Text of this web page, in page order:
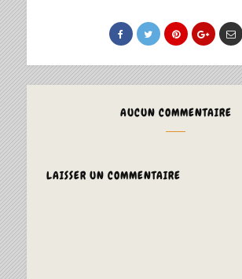
AUCUN COMMENTAIRE
LAISSER UN COMMENTAIRE